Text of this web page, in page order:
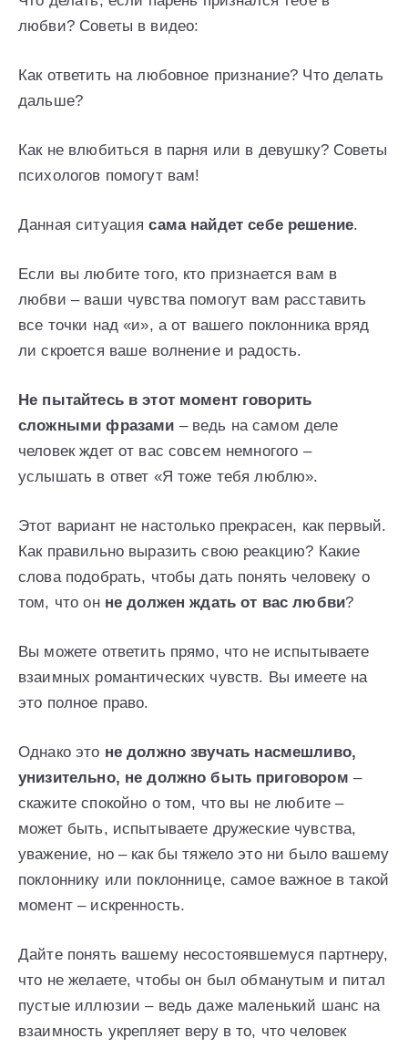
любви? Советы в видео:
Как ответить на любовное признание? Что делать
дальше?
Как не влюбиться в парня или в девушку? Советы
психологов помогут вам!
Данная ситуациясама найдет себе решение.
Если вы любите того, кто признается вам в
любви – ваши чувства помогут вам расставить
все точки над «и», а от вашего поклонника вряд
ли скроется ваше волнение и радость.
Не пытайтесь в этот момент говорить
сложными фразами – ведь на самом деле
человек ждет от вас совсем немногого –
услышать в ответ «Я тоже тебя люблю».
Этот вариант не настолько прекрасен, как первый.
Как правильно выразить свою реакцию? Какие
слова подобрать, чтобы дать понять человеку о
том, что он не должен ждать от вас любви?
Вы можете ответить прямо, что не испытываете
взаимных романтических чувств. Вы имеете на
это полное право.
Однако это не должно звучать насмешливо,
унизительно, не должно быть приговором –
скажите спокойно о том, что вы не любите –
может быть, испытываете дружеские чувства,
уважение, но – как бы тяжело это ни было вашему
поклоннику или поклоннице, самое важное в такой
момент – искренность.
Дайте понять вашему несостоявшемуся партнеру,
что не желаете, чтобы он был обманутым и питал
пустые иллюзии – ведь даже маленький шанс на
взаимность укрепляет веру в то, что человек